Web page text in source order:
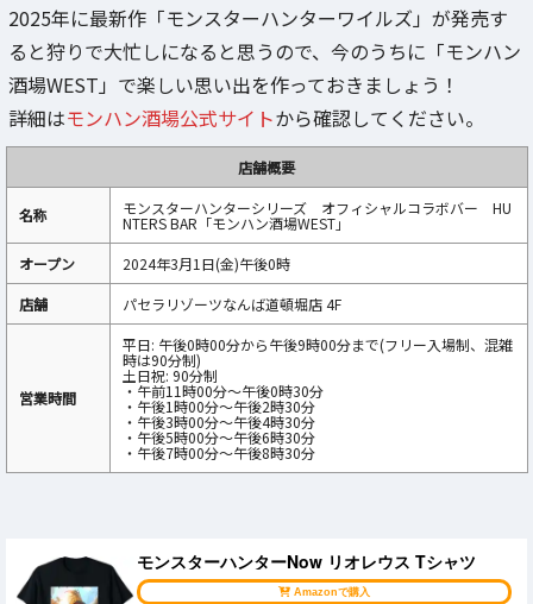
2025年に最新作「モンスターハンターワイルズ」が発売す
ると狩りで大忙しになると思うので、今のうちに「モンハン
酒場WEST」で楽しい思い出を作っておきましょう！
詳細はモンハン酒場公式サイトから確認してください。
店舗概要
名称 モンスターハンターシリーズ オフィシャルコラボバー HU
NTERS BAR「モンハン酒場WEST」
オープン
2024年3月1日(金)午後0時
店舗
パセラリゾーツなんば道頓堀店 4F
営業時間
平日: 午後0時00分から午後9時00分まで(フリー入場制、混雑
時は90分制)
土日祝: 90分制
・午前11時00分～午後0時30分
・午後1時00分～午後2時30分
・午後3時00分～午後4時30分
・午後5時00分～午後6時30分
・午後7時00分～午後8時30分
モンスターハンターNow リオレウス Tシャツ
Amazonで購入